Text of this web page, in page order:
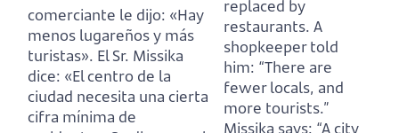
comerciante le dijo: «Hay
menos lugareños y más
turistas». El Sr. Missika
dice: «El centro de la
ciudad necesita una cierta
cifra mínima de
replaced by
restaurants. A
shopkeeper told
him: “There are
fewer locals, and
more tourists.”
Missika says: “A city